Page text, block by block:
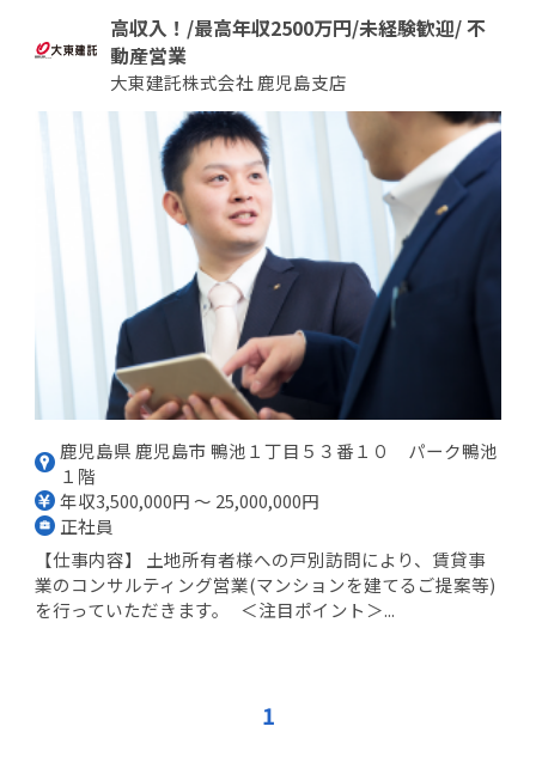
高収入！/最高年収2500万円/未経験歓迎/ 不
動産営業
大東建託株式会社 鹿児島支店
鹿児島県 鹿児島市 鴨池１丁目５３番１０ パーク鴨池
１階
年収3,500,000円 ～ 25,000,000円
正社員
【仕事内容】 土地所有者様への戸別訪問により、賃貸事
業のコンサルティング営業(マンションを建てるご提案等)
を行っていただきます。 ＜注目ポイント＞...
1